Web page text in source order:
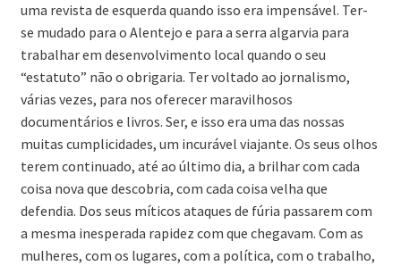
uma revista de esquerda quando isso era impensável. Ter-
se mudado para o Alentejo e para a serra algarvia para
trabalhar em desenvolvimento local quando o seu
“estatuto” não o obrigaria. Ter voltado ao jornalismo,
várias vezes, para nos oferecer maravilhosos
documentários e livros. Ser, e isso era uma das nossas
muitas cumplicidades, um incurável viajante. Os seus olhos
terem continuado, até ao último dia, a brilhar com cada
coisa nova que descobria, com cada coisa velha que
defendia. Dos seus míticos ataques de fúria passarem com
a mesma inesperada rapidez com que chegavam. Com as
mulheres, com os lugares, com a política, com o trabalho,